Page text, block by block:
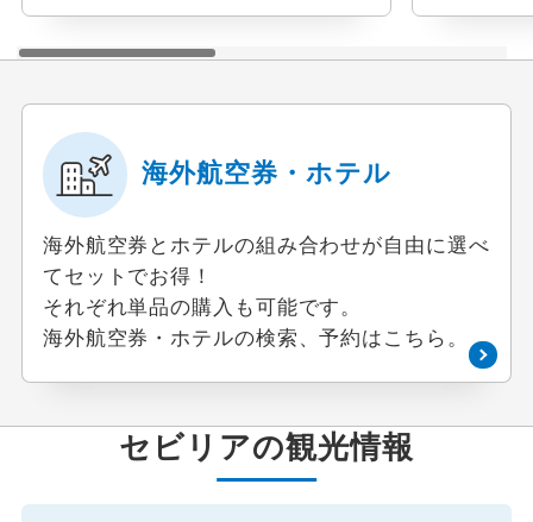
海外航空券・ホテル
海外航空券とホテルの組み合わせが自由に選べ
てセットでお得！
それぞれ単品の購入も可能です。
海外航空券・ホテルの検索、予約はこちら。
セビリアの観光情報